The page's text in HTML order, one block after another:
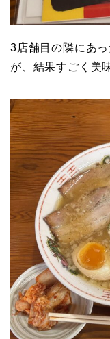
3店舗目の隣にあ
が、結果すごく美